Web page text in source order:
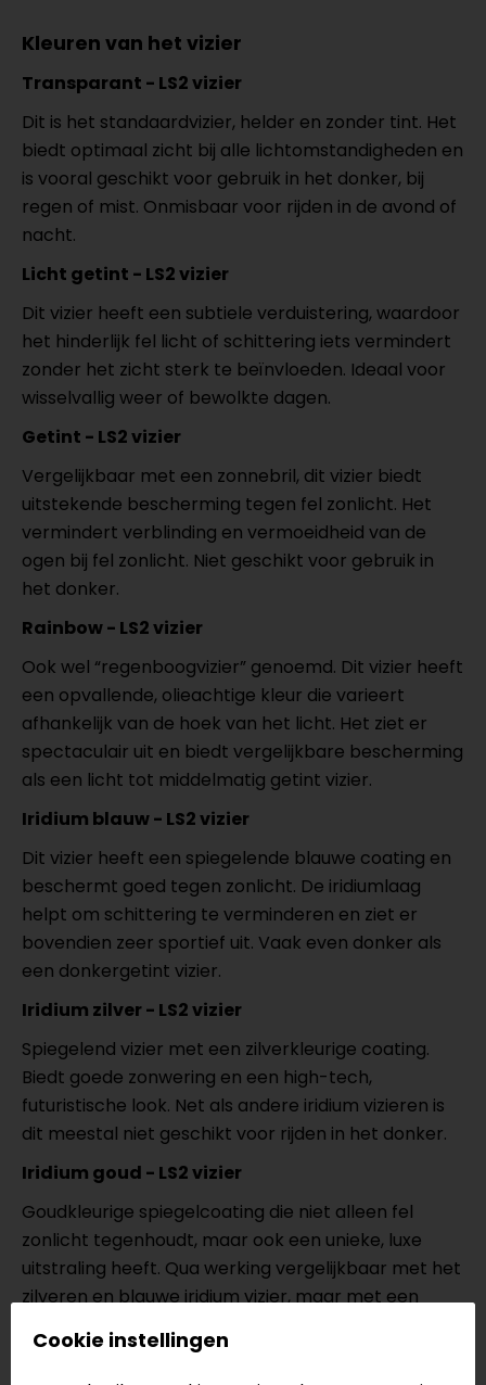
Kleuren van het vizier
Transparant - LS2 vizier
Dit is het standaardvizier, helder en zonder tint. Het
biedt optimaal zicht bij alle lichtomstandigheden en
is vooral geschikt voor gebruik in het donker, bij
regen of mist. Onmisbaar voor rijden in de avond of
nacht.
Licht getint - LS2 vizier
Dit vizier heeft een subtiele verduistering, waardoor
het hinderlijk fel licht of schittering iets vermindert
zonder het zicht sterk te beïnvloeden. Ideaal voor
wisselvallig weer of bewolkte dagen.
Getint - LS2 vizier
Vergelijkbaar met een zonnebril, dit vizier biedt
uitstekende bescherming tegen fel zonlicht. Het
vermindert verblinding en vermoeidheid van de
ogen bij fel zonlicht. Niet geschikt voor gebruik in
het donker.
Rainbow - LS2 vizier
Ook wel “regenboogvizier” genoemd. Dit vizier heeft
een opvallende, olieachtige kleur die varieert
afhankelijk van de hoek van het licht. Het ziet er
spectaculair uit en biedt vergelijkbare bescherming
als een licht tot middelmatig getint vizier.
Iridium blauw - LS2 vizier
Dit vizier heeft een spiegelende blauwe coating en
beschermt goed tegen zonlicht. De iridiumlaag
helpt om schittering te verminderen en ziet er
bovendien zeer sportief uit. Vaak even donker als
een donkergetint vizier.
Iridium zilver - LS2 vizier
Spiegelend vizier met een zilverkleurige coating.
Biedt goede zonwering en een high-tech,
futuristische look. Net als andere iridium vizieren is
dit meestal niet geschikt voor rijden in het donker.
Iridium goud - LS2 vizier
Goudkleurige spiegelcoating die niet alleen fel
zonlicht tegenhoudt, maar ook een unieke, luxe
uitstraling heeft. Qua werking vergelijkbaar met het
zilveren en blauwe iridium vizier, maar met een
Cookie instellingen